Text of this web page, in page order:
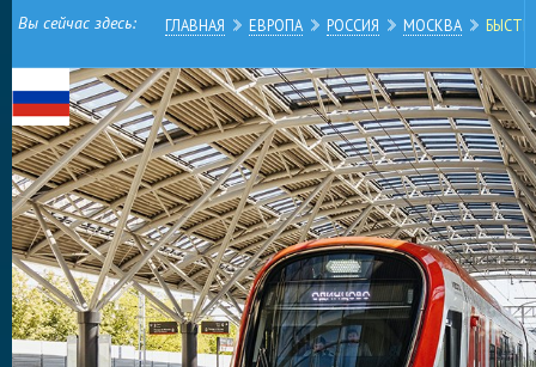
Вы сейчас здесь: ГЛАВНАЯ ЕВРОПА РОССИЯ МОСКВА